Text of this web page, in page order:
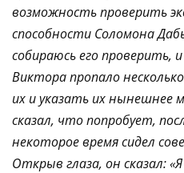
возможность проверить
способности Соломона
собираюсь его проверить,
Виктора пропало
их и указать их нынешнее
сказал, что попробует,
некоторое время сидел
Открыв глаза, он сказал: